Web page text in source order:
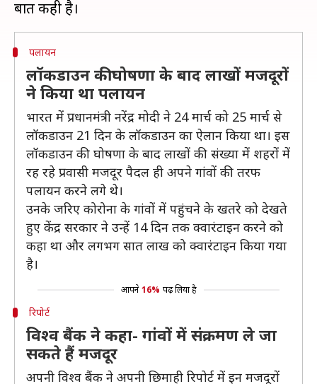
पलायन
लॉकडाउन की घोषणा के बाद लाखों मजदूरों
ने किया था पलायन
भारत में प्रधानमंत्री नरेंद्र मोदी ने 24 मार्च को 25 मार्च से
लॉकडाउन 21 दिन के लॉकडाउन का ऐलान किया था। इस
लॉकडाउन की घोषणा के बाद लाखों की संख्या में शहरों में
रह रहे प्रवासी मजदूर पैदल ही अपने गांवों की तरफ
पलायन करने लगे थे।
उनके जरिए कोरोना के गांवों में पहुंचने के खतरे को देखते
हुए केंद्र सरकार ने उन्हें 14 दिन तक क्वारंटाइन करने को
कहा था और लगभग सात लाख को क्वारंटाइन किया गया
है।
आपने 16% पढ़ लिया है
रिपोर्ट
विश्व बैंक ने कहा- गांवों में संक्रमण ले जा
सकते हैं मजदूर
अपनी विश्व बैंक ने अपनी छिमाही रिपोर्ट में इन मजदूरों